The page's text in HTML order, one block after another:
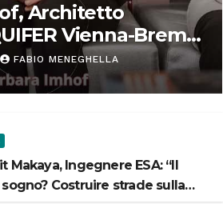
Architetto
Vienna-Brema:
habitat per lo
FABIO MENEGHELLA
Makaya, Ingegnere ESA: “Il
Costruire strade sulla